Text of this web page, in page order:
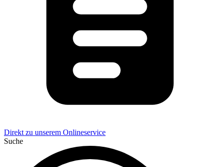
Direkt zu unserem Onlineservice
Suche